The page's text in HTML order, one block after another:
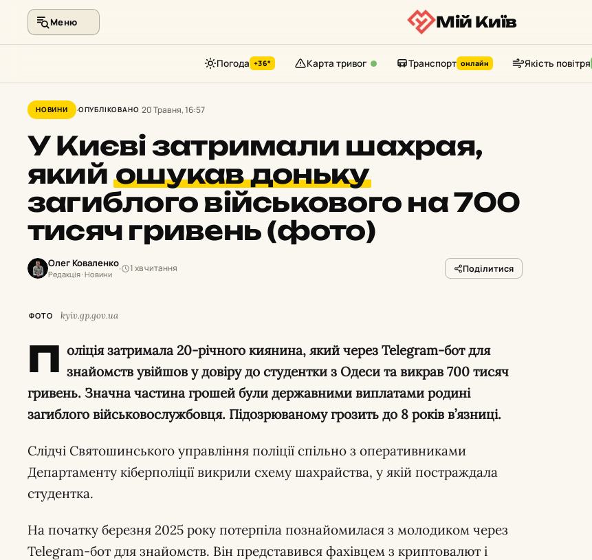
контенту
Меню Мій Київ
Погода +36° Карта тривог Транспорт онлайн Якість повітря
НОВИНИ ОПУБЛІКОВАНО 20 Травня, 16:57
У Києві затримали шахрая,
якийошукав доньку
загиблого військового на 700
тисяч гривень (фото)
Олег Коваленко
Редакція · Новини
1 хв читання Поділитися
ФОТО kyiv.gp.gov.ua
П оліція затримала 20-річного киянина, який через Telegram-бот для
знайомств увійшов у довіру до студентки з Одеси та викрав 700 тисяч
гривень. Значна частина грошей були державними виплатами родині
загиблого військовослужбовця. Підозрюваному грозить до 8 років в’язниці.
Слідчі Святошинського управління поліції спільно з оперативниками
Департаменту кіберполіції викрили схему шахрайства, у якій постраждала
студентка.
На початку березня 2025 року потерпіла познайомилася з молодиком через
Telegram-бот для знайомств. Він представився фахівцем з криптовалют і